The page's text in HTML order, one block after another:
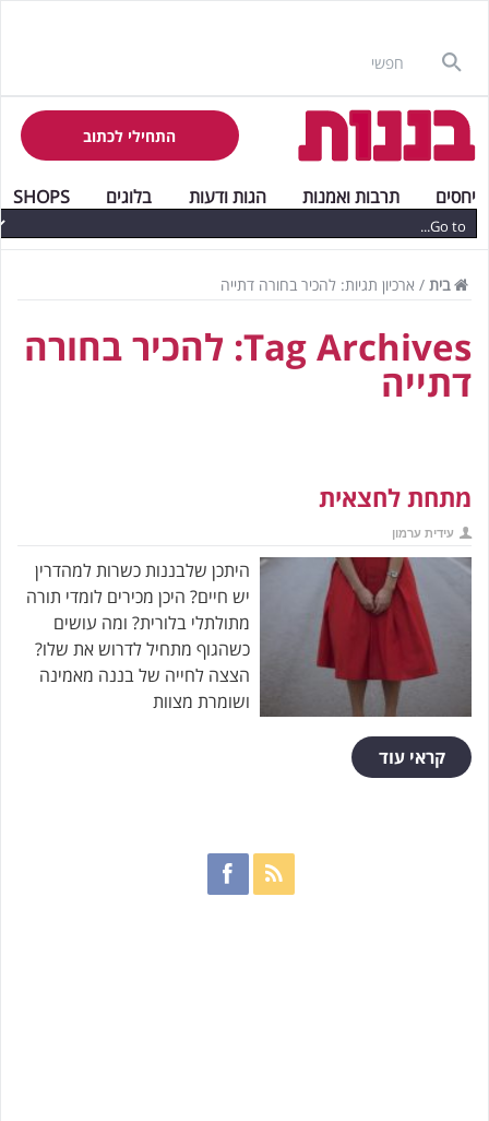
התחילי לכתוב
יחסים תרבות ואמנות הגות ודעות בלוגים SHOPS
בית / ארכיון תגיות: להכיר בחורה דתייה
Tag Archives: להכיר בחורה
דתייה
מתחת לחצאית
עידית ערמון
היתכן שלבננות כשרות למהדרין
יש חיים? היכן מכירים לומדי תורה
מתולתלי בלורית? ומה עושים
כשהגוף מתחיל לדרוש את שלו?
הצצה לחייה של בננה מאמינה
ושומרת מצוות
קראי עוד